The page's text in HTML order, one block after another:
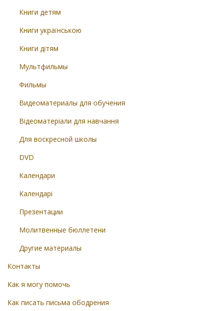
Книги детям
Книги українською
Книги дітям
Мультфильмы
Фильмы
Видеоматериалы для обучения
Відеоматеріали для навчання
Для воскресной школы
DVD
Календари
Календарі
Презентации
Молитвенные бюллетени
Другие материалы
Контакты
Как я могу помочь
Как писать письма ободрения